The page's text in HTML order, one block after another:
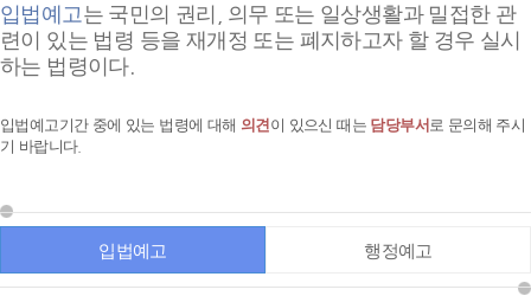
입법예고는 국민의 권리, 의무 또는 일상생활과 밀접한 관
련이 있는 법령 등을 재개정 또는 폐지하고자 할 경우 실시
하는 법령이다.
입법예고기간 중에 있는 법령에 대해 의견이 있으신 때는 담당부서 로 문의해 주시
기 바랍니다.
입법예고 행정예고